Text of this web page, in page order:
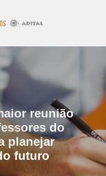
reunião
do
planejar
futuro